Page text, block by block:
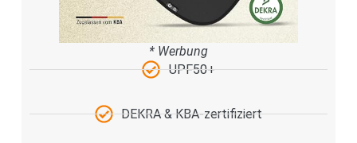
* Werbung
UPF50+
DEKRA & KBA-zertifiziert